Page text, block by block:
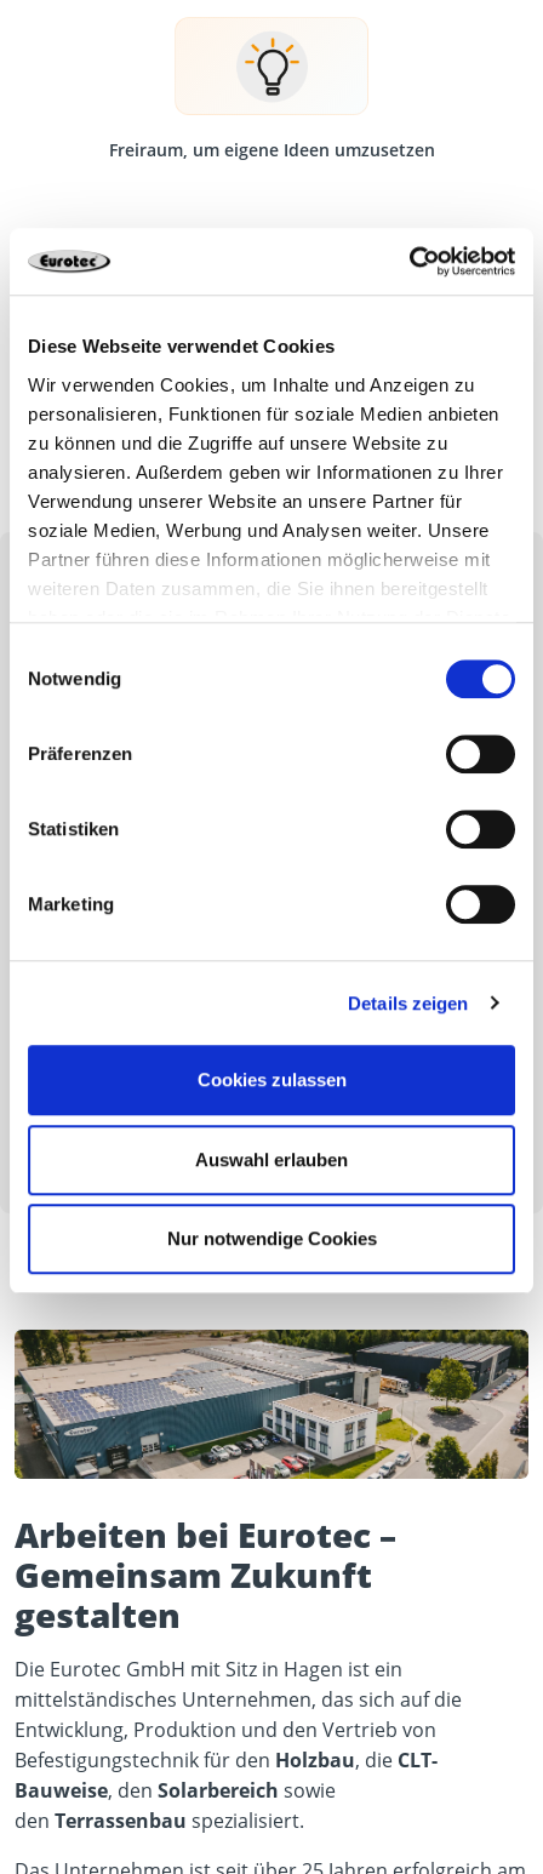
Diese Webseite verwendet Cookies
Wir verwenden Cookies, um Inhalte und Anzeigen zu
personalisieren, Funktionen für soziale Medien anbieten
zu können und die Zugriffe auf unsere Website zu
analysieren. Außerdem geben wir Informationen zu Ihrer
Verwendung unserer Website an unsere Partner für
soziale Medien, Werbung und Analysen weiter. Unsere
Partner führen diese Informationen möglicherweise mit
weiteren Daten zusammen, die Sie ihnen bereitgestellt
Notwendig
Präferenzen
Statistiken
Marketing
Details zeigen
Cookies zulassen
Auswahl erlauben
Nur notwendige Cookies
Freiraum, um eigene Ideen umzusetzen
*Die aufgeführten Benefits können bei unterschiedlichen
*²Bei der Vakanz haben Sie die Möglichkeit zwei Tage im
Jetzt bewerben
Haben wir Ihr Interesse geweckt?
Bewerbungsunterlagen, bevorzugt per E-Mail, mit
personal@eurotec.team
E.u.r.o.Tec GmbH
Personalabteilung
Bewerbungsverfahrens verweisen wir auf unsere
Datenschutzerklärung.
Arbeiten bei Eurotec –
Gemeinsam Zukunft
gestalten
Die Eurotec GmbH mit Sitz in Hagen ist ein
mittelständisches Unternehmen, das sich auf die
Entwicklung, Produktion und den Vertrieb von
Befestigungstechnik für den Holzbau, die CLT-
Bauweise, den Solarbereich sowie
den Terrassenbau spezialisiert.